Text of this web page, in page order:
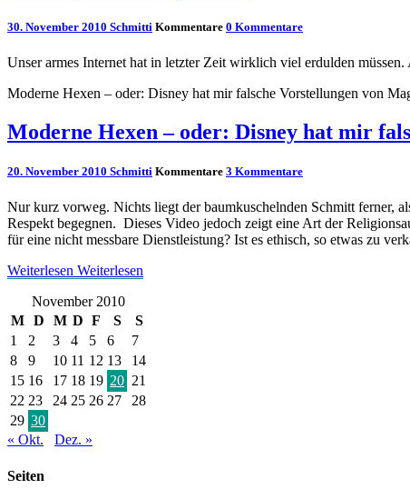
30. November 2010 Schmitti Kommentare 0 Kommentare
Unser armes Internet hat in letzter Zeit wirklich viel erdulden
Moderne Hexen – oder: Disney hat mir falsche Vorstellungen von
Moderne Hexen – oder: Disney hat mir
20. November 2010 Schmitti Kommentare 3 Kommentare
Nur kurz vorweg. Nichts liegt der baumkuschelnden Schmitt ferner,
Respekt begegnen. Dieses Video jedoch zeigt eine Art der
für eine nicht messbare Dienstleistung? Ist es ethisch, so etwas zu
Weiterlesen Weiterlesen
November 2010
M
D M D F S
S
1
2 3 4 5 6
7
8
9 10 11 12 13
14
15 16 17 18 19 20 21
22 23 24 25 26 27
28
29 30
« Okt.
Dez. »
Seiten